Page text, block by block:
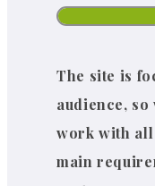
The site is
audience,
work with all
main